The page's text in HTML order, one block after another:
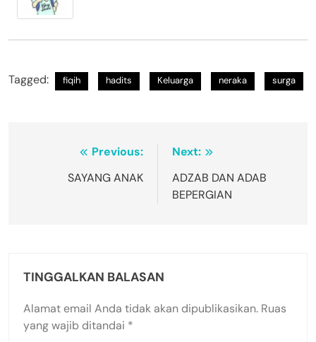
Tagged: fiqih hadits Keluarga neraka surga
NavigasiPrevious:
SAYANG ANAK
Next:
ADZAB DAN ADAB
BEPERGIAN
TINGGALKAN BALASAN
Alamat email Anda tidak akan dipublikasikan. Ruas
yang wajib ditandai *